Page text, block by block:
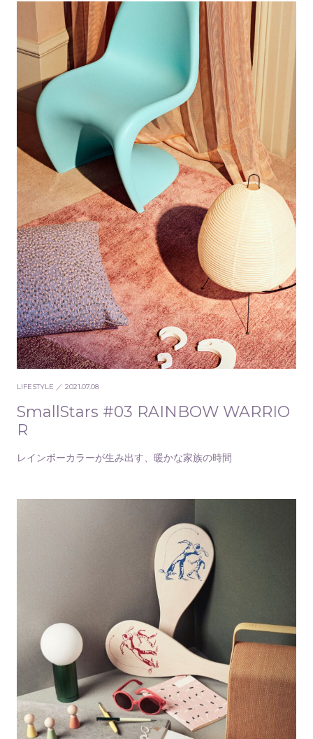
LIFESTYLE ／ 2021.07.08
SmallStars #03 RAINBOW WARRIO
R
レインボーカラーが生み出す、暖かな家族の時間